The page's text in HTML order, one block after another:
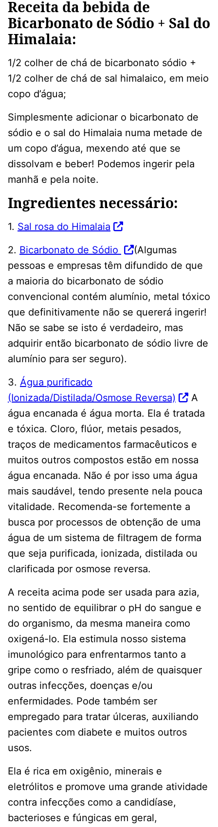
Receita da bebida de
Bicarbonato de Sódio + Sal do
Himalaia:
1/2 colher de chá de bicarbonato sódio +
1/2 colher de chá de sal himalaico, em meio
copo d’água;
Simplesmente adicionar o bicarbonato de
sódio e o sal do Himalaia numa metade de
um copo d’água, mexendo até que se
dissolvam e beber! Podemos ingerir pela
manhã e pela noite.
Ingredientes necessário:
1. Sal rosa do Himalaia
2. Bicarbonato de Sódio
(Algumas
pessoas e empresas têm difundido de que
a maioria do bicarbonato de sódio
convencional contém alumínio, metal tóxico
que definitivamente não se quererá ingerir!
Não se sabe se isto é verdadeiro, mas
adquirir então bicarbonato de sódio livre de
alumínio para ser seguro).
3. Água purificado
(Ionizada/Distilada/Osmose Reversa)
A
água encanada é água morta. Ela é tratada
e tóxica. Cloro, flúor, metais pesados,
traços de medicamentos farmacêuticos e
muitos outros compostos estão em nossa
água encanada. Não é por isso uma água
mais saudável, tendo presente nela pouca
vitalidade. Recomenda-se fortemente a
busca por processos de obtenção de uma
água de um sistema de filtragem de forma
que seja purificada, ionizada, distilada ou
clarificada por osmose reversa.
A receita acima pode ser usada para azia,
no sentido de equilibrar o pH do sangue e
do organismo, da mesma maneira como
oxigená-lo. Ela estimula nosso sistema
imunológico para enfrentarmos tanto a
gripe como o resfriado, além de quaisquer
outras infecções, doenças e/ou
enfermidades. Pode também ser
empregado para tratar úlceras, auxiliando
pacientes com diabete e muitos outros
usos.
Ela é rica em oxigênio, minerais e
eletrólitos e promove uma grande atividade
contra infecções como a candidíase,
bacterioses e fúngicas em geral,